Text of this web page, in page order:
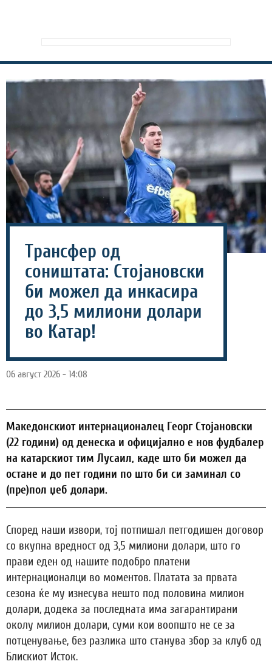
Трансфер од
соништата: Стојановски
би можел да инкасира
до 3,5 милиони долари
во Катар!
06 август 2026 - 14:08
Македонскиот интернационалец Георг Стојановски
(22 години) од денеска и официјално е нов фудбалер
на катарскиот тим Лусаил, каде што би можел да
остане и до пет години по што би си заминал со
(пре)пол џеб долари.
Според наши извори, тој потпишал петгодишен договор
со вкупна вредност од 3,5 милиони долари, што го
прави еден од нашите подобро платени
интернационалци во моментов. Платата за првата
сезона ќе му изнесува нешто под половина милион
долари, додека за последната има загарантирани
околу милион долари, суми кои воопшто не се за
потценување, без разлика што станува збор за клуб од
Блискиот Исток.